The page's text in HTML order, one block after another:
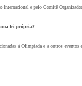
e pelo Comitê
lei própria?
à Olimpíada e a outros